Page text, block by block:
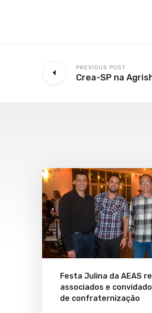
PREVIOUS POST
Crea-SP na
Festa Julina da AEAS
associados e
de confraternização